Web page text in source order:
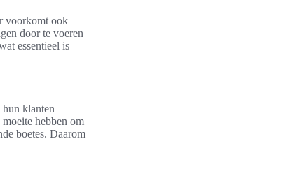
voorkomt ook
door te voeren
essentieel is
klanten
hebben om
boetes. Daarom